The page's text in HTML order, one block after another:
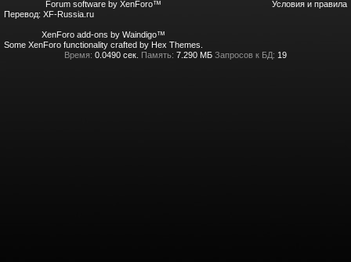
Условия и правила
Forum software by XenForo™
Перевод: XF-Russia.ru
XenForo add-ons by Waindigo™
Some XenForo functionality crafted by Hex Themes
Время: 0.0490 сек. Память: 7.290 МБ Запросов к БД: 19